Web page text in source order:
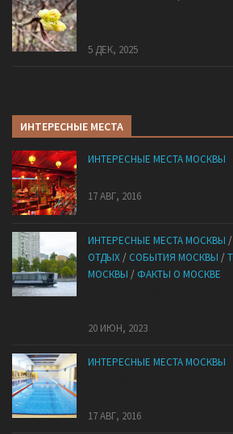
5 ДЕК, 2025
ИНТЕРЕСНЫЕ МЕСТА
ИНТЕРЕСНЫЕ МЕСТА МОСКВЫ
17 АВГ, 2016
ИНТЕРЕСНЫЕ МЕСТА МОСКВЫ /
ОТДЫХ / СОБЫТИЯ МОСКВЫ /
МОСКВЫ / ФАКТЫ О МОСКВЕ
20 ИЮН, 2023
ИНТЕРЕСНЫЕ МЕСТА МОСКВЫ
17 АВГ, 2016